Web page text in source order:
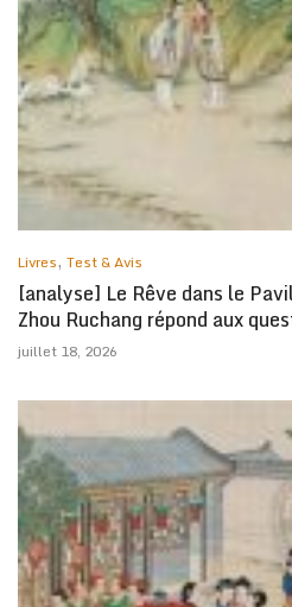
Livres, Test & Avis
[analyse] Le Rêve dans le
Zhou Ruchang répond aux
juillet 18, 2026